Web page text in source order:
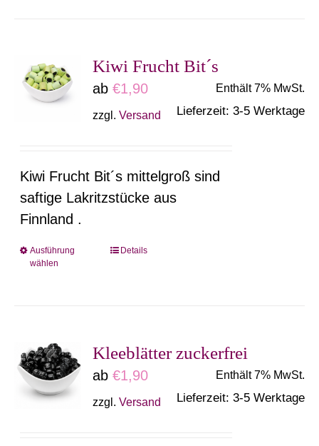
auf.
Die
Optionen
der
Produktseite
werden
Kiwi Frucht Bit´s
ab€1,90 Enthält 7% MwSt.
zzgl.Versand Lieferzeit: 3-5 Werktage
Kiwi Frucht Bit´s mittelgroß sind
saftige Lakritzstücke aus
Finnland .
Ausführung
wählen
Dieses
auf.
Die
Optionen
Details
Kleeblätter zuckerfrei
ab€1,90 Enthält 7% MwSt.
zzgl.Versand Lieferzeit: 3-5 Werktage